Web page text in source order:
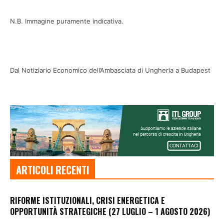
N.B. Immagine puramente indicativa.
Dal Notiziario Economico dell’Ambasciata di Ungheria a Budapest
ARTICOLI RECENTI
RIFORME ISTITUZIONALI, CRISI ENERGETICA E
OPPORTUNITÀ STRATEGICHE (27 LUGLIO – 1 AGOSTO 2026)